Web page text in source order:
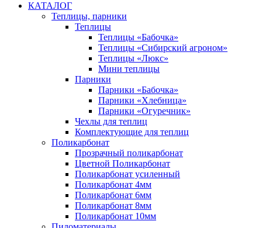
КАТАЛОГ
Теплицы, парники
Теплицы
Теплицы «Бабочка»
Теплицы «Сибирский агроном»
Теплицы «Люкс»
Мини теплицы
Парники
Парники «Бабочка»
Парники «Хлебница»
Парники «Огуречник»
Чехлы для теплиц
Комплектующие для теплиц
Поликарбонат
Прозрачный поликарбонат
Цветной Поликарбонат
Поликарбонат усиленный
Поликарбонат 4мм
Поликарбонат 6мм
Поликарбонат 8мм
Поликарбонат 10мм